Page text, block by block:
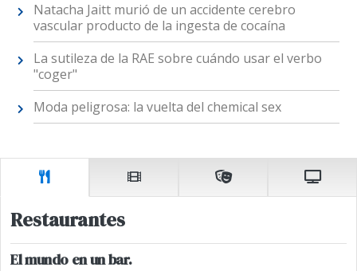
Natacha Jaitt murió de un accidente cerebro
vascular producto de la ingesta de cocaína
La sutileza de la RAE sobre cuándo usar el verbo
"coger"
Moda peligrosa: la vuelta del chemical sex
Restaurantes
El mundo en un bar.